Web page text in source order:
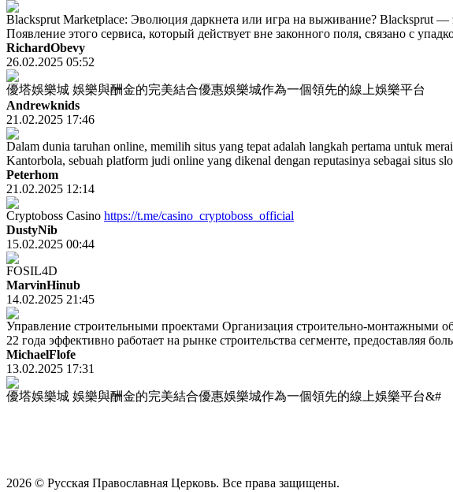
Blacksprut Marketplace: Эволюция даркнета или игра на выживание? Blacksprut
Появление этого сервиса, который действует вне законного поля, связано с
RichardObevy
26.02.2025 05:52
優塔娛樂城 娛樂與酬金的完美結合優惠娛樂城作為一個領先的線上娛樂平台
Andrewknids
21.02.2025 17:46
Dalam dunia taruhan online, memilih situs yang tepat adalah langkah pertama untuk
Kantorbola, sebuah platform judi online yang dikenal dengan reputasinya sebagai situs
Peterhom
21.02.2025 12:14
Cryptoboss Casino https://t.me/casino_cryptoboss_official
DustyNib
15.02.2025 00:44
FOSIL4D
MarvinHinub
14.02.2025 21:45
Управление строительными проектами Организация строительно-монтажными
22 года эффективно работает на рынке строительства сегменте, предоставляя
MichaelFlofe
13.02.2025 17:31
優塔娛樂城 娛樂與酬金的完美結合優惠娛樂城作為一個領先的線上娛樂平台&#
2026 © Русская Православная Церковь. Все права защищены.